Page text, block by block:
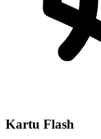
Kartu Flash